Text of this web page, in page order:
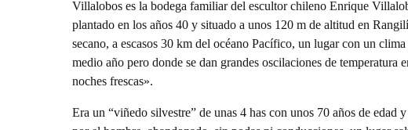
Villalobos es la bodega familiar del escultor chileno Enrique
plantado en los años 40 y situado a unos 120 m de altitud en
secano, a escasos 30 km del océano Pacífico, un lugar con un
medio año pero donde se dan grandes oscilaciones de
noches frescas».
Era un “viñedo silvestre” de unas 4 has con unos 70 años de edad